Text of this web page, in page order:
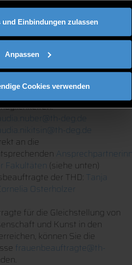
und Einbindungen zulassen
Anpassen
Cookies verwenden
in Wissenschaft und
und zum
bevorstehenden
die Gleichstellung von Frauen
und Kunst der THD:Prof. Dr.
Claudia Niktsin
deg.de
deg.de
an die
Fakultäten (siehe unten)
der THD: Tanja
Osterholzer
für die Gleichstellung von
und Kunst in den
können Sie die
frauenbeauftragte@th-